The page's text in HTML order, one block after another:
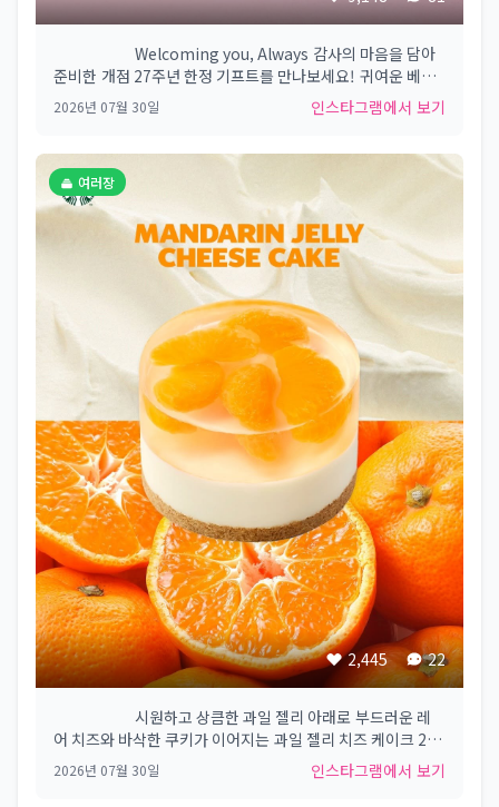
⠀⠀⠀⠀⠀⠀⠀ Welcoming you, Always 감사의 마음을 담아
준비한 개점 27주년 한정 기프트를 만나보세요! 귀여운 베어
리스타가 키링이 되어 찾아왔어요! 🐻🩷 한 손에 쏙 들어오는
베어리스타 미니어처 키링을 소개합니다. 베어리스타의 사랑
탄 소재를 사용해 데일리 아이템으로 부담 없이 함께할 수 있
어요. 🩷 사랑스러운 베이비 핑크 컬러로 포인트를 더해주는
핑크 베어리스타 미니어처 키링 💚 스타벅스 시그니처 그린의
매력을 담은 그린 베어리스타 미니어처 키링 베어리스타를 좋
아하는 버디라면 놓칠 수 없는 소장 아이템! 가방이나 파우치
에 가볍게 달아 나만의 포인트를 더하고, 일상 곳곳에서 베어
리스타와 함께해 보세요. ✅ 제조 음료 1잔 구매 시, 베어리스
타 미니어처 키링 1개를 5,000원에 구매할 수 있습니다. (핑
크, 그린 중 택 1) ✅ 8월 3일부터 준비 수량 소진 시까지 판매
되며, 매장 직접 주문(POS) 시에만 참여 가능합니다. (사이렌
오더, DT 존, 딜리버스 및 외부 채널 주문 시 구매 불가)
#Starbucks #StarbucksKorea #스타벅스
2026년 07월 30일 인스타그램에서 보기
여러장
2,445 22
⠀⠀⠀⠀⠀⠀⠀ 시원하고 상큼한 과일 젤리 아래로​ 부드러운 레
어 치즈와 바삭한 쿠키가 이어지는​ 과일 젤리 치즈 케이크 2종
🍊 귤 젤리 치즈 케이크​ 🍑 복숭아 젤리 치즈 케이크​ 지금 스타
벅스에서 달콤한 여름 디저트를 만나보세요!​ ​ #Starbucks
2026년 07월 30일 인스타그램에서 보기